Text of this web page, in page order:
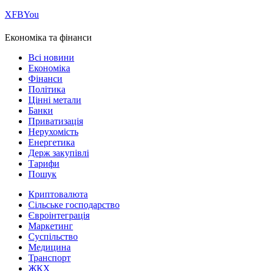
ХFBYou
Економіка та фінанси
Всі новини
Економіка
Фінанси
Політика
Цінні метали
Банки
Приватизація
Нерухомість
Енергетика
Держ закупівлі
Тарифи
Пошук
Криптовалюта
Сільське господарство
Євроінтеграція
Маркетинг
Суспільство
Медицина
Транспорт
ЖКХ